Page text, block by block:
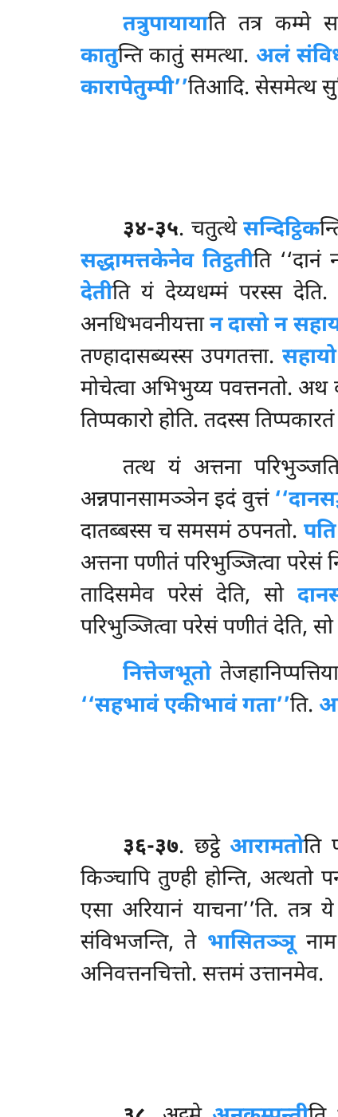
तत्रुपायायाति तत्र कम्मे
कातुन्ति कातुं समत्था. अलं
कारापेतुम्पी’’तिआदि. सेसमेत्थ
३४-३५. चतुत्थेसन्दिट्ठिक
सद्धामत्तकेनेव तिट्ठतीति ‘‘दानं
देतीति यं देय्यधम्मं परस्स देति.
अनधिभवनीयत्तान दासो न
तण्हादासब्यस्स उपगतत्ता.
मोचेत्वा अभिभुय्य पवत्तनतो. अथ
तिप्पकारो होति. तदस्स
तत्थ यं अत्तना
अन्नपानसामञ्ञेन इदं वुत्तं
दातब्बस्स च समसमं ठपनतो.
अत्तना पणीतं परिभुञ्जित्वा परेसं
तादिसमेव परेसं देति, सो
परिभुञ्जित्वा परेसं पणीतं देति, सो
नित्तेजभूतो
‘‘सहभावं एकीभावं गता’’ति.
३६-३७. छट्ठे आरामतोति
किञ्चापि तुण्ही होन्ति, अत्थतो
एसा अरियानं याचना’’ति.
संविभजन्ति, ते भासितञ्ञूनाम
अनिवत्तनचित्तो. सत्तमं उत्तानमेव.